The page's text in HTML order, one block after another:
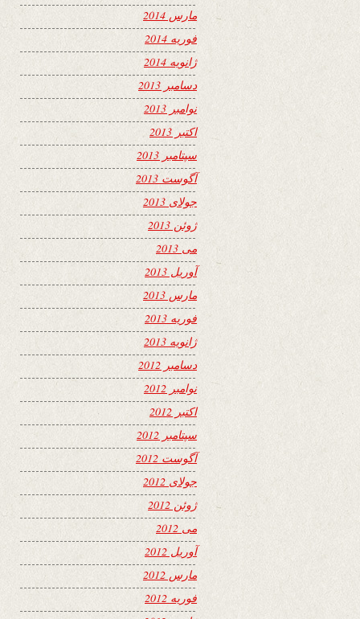
مارس 2014
فوریه 2014
ژانویه 2014
دسامبر 2013
نوامبر 2013
اکتبر 2013
سپتامبر 2013
آگوست 2013
جولای 2013
ژوئن 2013
می 2013
آوریل 2013
مارس 2013
فوریه 2013
ژانویه 2013
دسامبر 2012
نوامبر 2012
اکتبر 2012
سپتامبر 2012
آگوست 2012
جولای 2012
ژوئن 2012
می 2012
آوریل 2012
مارس 2012
فوریه 2012